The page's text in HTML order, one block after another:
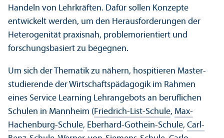
Handeln von Lehr­kräften. Dafür sollen Konzepte
entwickelt werden, um den Herausforderungen der
Heterogenität praxisnah, problem­orientiert und
forschungs­basiert zu begegnen.
Um sich der Thematik zu nähern, hospitieren Master­
studierende der Wirtschafts­pädagogik im Rahmen
eines Service Learning Lehr­angebots an beruflichen
Schulen in Mannheim (Friedrich-List-Schule, Max-
Hachenburg-Schule, Eberhard-Gothein-Schule, Carl-